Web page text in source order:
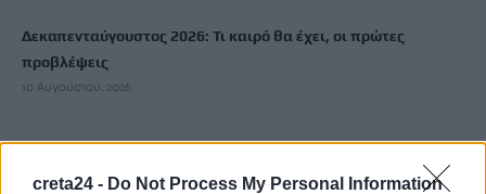
creta24 - Do Not Process My Personal Information
Δεκαπενταύγουστος 2026: Τι καιρό θα έχει, οι πρώτες
προβλέψεις
10 Αυγούστου, 2026
«Συγγνώμη που δεν κατάφερα να σε προστατεύσω»: Η
ανάρτηση της Αφροδίτης Νέστορα για τη μητέρα της